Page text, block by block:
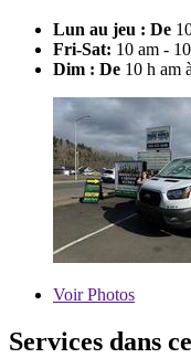
Lun au jeu : De
Fri-Sat: 10 am -
Dim : De 10 h am
VoirPhotos
Services dans